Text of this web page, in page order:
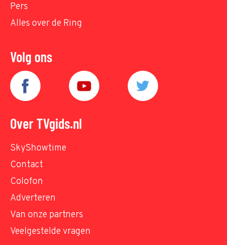
Pers
Alles over de Ring
Volg ons
Over TVgids.nl
SkyShowtime
Contact
Colofon
Adverteren
Van onze partners
Veelgestelde vragen